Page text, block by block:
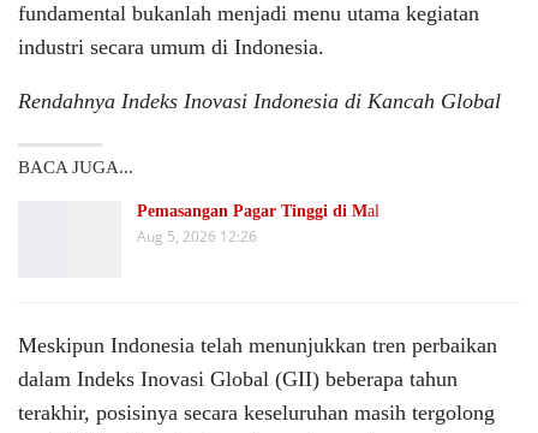
fundamental bukanlah menjadi menu utama kegiatan
industri secara umum di Indonesia.
Rendahnya Indeks Inovasi Indonesia di Kancah Global
BACA JUGA...
Pemasangan Pagar Tinggi di Mal
Aug 5, 2026 12:26
Meskipun Indonesia telah menunjukkan tren perbaikan
dalam Indeks Inovasi Global (GII) beberapa tahun
terakhir, posisinya secara keseluruhan masih tergolong